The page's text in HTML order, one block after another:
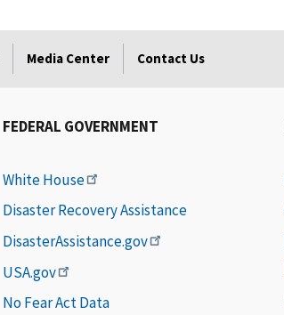
Media Center Contact Us
FEDERAL GOVERNMENT
White House
Disaster Recovery Assistance
DisasterAssistance.gov
USA.gov
No Fear Act Data